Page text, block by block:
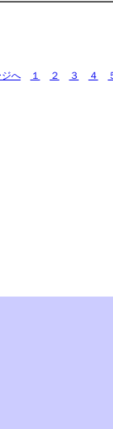
へ １ ２ ３ ４